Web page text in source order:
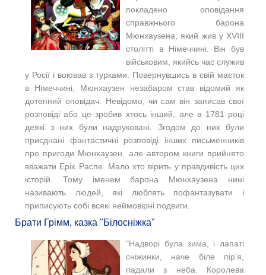
покладено оповідання
справжнього барона
Мюнхаузена, який жив у XVIII
столітті в Німеччині. Він був
військовим, якийсь час служив
у Росії і воював з турками. Повернувшись в свій маєток
в Німеччині, Мюнхаузен незабаром став відомий як
дотепний оповідач. Невідомо, чи сам він записав свої
розповіді або це зробив хтось інший, але в 1781 році
деякі з них були надруковані. Згодом до них були
приєднані фантастичні розповіді інших письменників
про пригоди Мюнхаузен, але автором книги прийнято
вважати Еріх Распе. Мало хто вірить у правдивість цих
історій. Тому іменем барона Мюнхаузена нині
називають людей, які люблять пофантазувати і
приписують собі всякі неймовірні подвиги.
Брати Грімм, казка "Білосніжка"
"Надворі була зима, і лапаті
сніжинки, наче біле пір'я,
падали з неба. Королева